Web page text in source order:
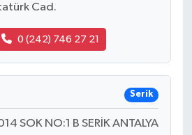
Cad.
0 (242) 746 27 21
Serik
SOK NO:1 B SERİK ANTALYA